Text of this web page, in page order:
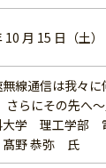
10 月 15 日（土
無線通信は我々
さらにその先へ～
大学 理工学部
野 恭弥 氏